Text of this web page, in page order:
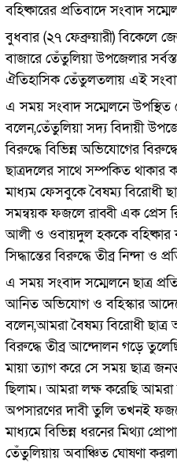
বহিষ্কারের প্রতিবাদে সংবাদ
বুধবার (২৭ ফেব্রুয়ারী) বিকেলে
বাজারে তেঁতুলিয়া উপজেলার
ঐতিহাসিক তেঁতুলতলায় এই
এ সময় সংবাদ সম্মেলনে উপস্থিত
বলেন,তেঁতুলিয়া সদ্য বিদায়ী
বিরুদ্ধে বিভিন্ন অভিযোগের
ছাত্রদলের সাথে সম্পকিত
মাধ্যম ফেসবুকে বৈষম্য বিরোধী
সমন্বয়ক ফজলে রাব্বী এক প্রেস
আলী ও ওবায়দুল হককে
সিদ্ধান্তের বিরুদ্ধে তীব্র নিন্দা ও
এ সময় সংবাদ সম্মেলনে ছাত্র
আনিত অভিযোগ ও বহিস্কার
বলেন,আমরা বৈষম্য বিরোধী
বিরুদ্ধে তীব্র আন্দোলন গড়ে
মায়া ত্যাগ করে সে সময় ছাত্র
ছিলাম। আমরা লক্ষ করেছি
অপসারণের দাবী তুলি তখনই
মাধ্যমে বিভিন্ন ধরনের মিথ্যা
তেঁতুলিয়ায় অবাঞ্চিত ঘোষণা